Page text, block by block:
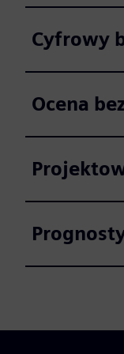
Cyfrowy
Ocena